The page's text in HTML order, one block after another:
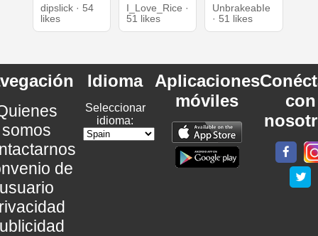
dipslick · 54
likes
I_Love_Rice ·
51 likes
UnbrakeabIe
· 51 likes
somos
de
Idioma
Seleccionar
idioma:
Aplicaciones
móviles
con